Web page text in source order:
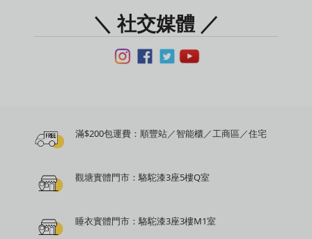
＼ 社交媒體 ／
滿$200包運費：順豐站／智能櫃／工商區／住宅
觀塘實體門市：駱駝漆3座5樓Q室
睡衣實體門市：駱駝漆3座3樓M1室